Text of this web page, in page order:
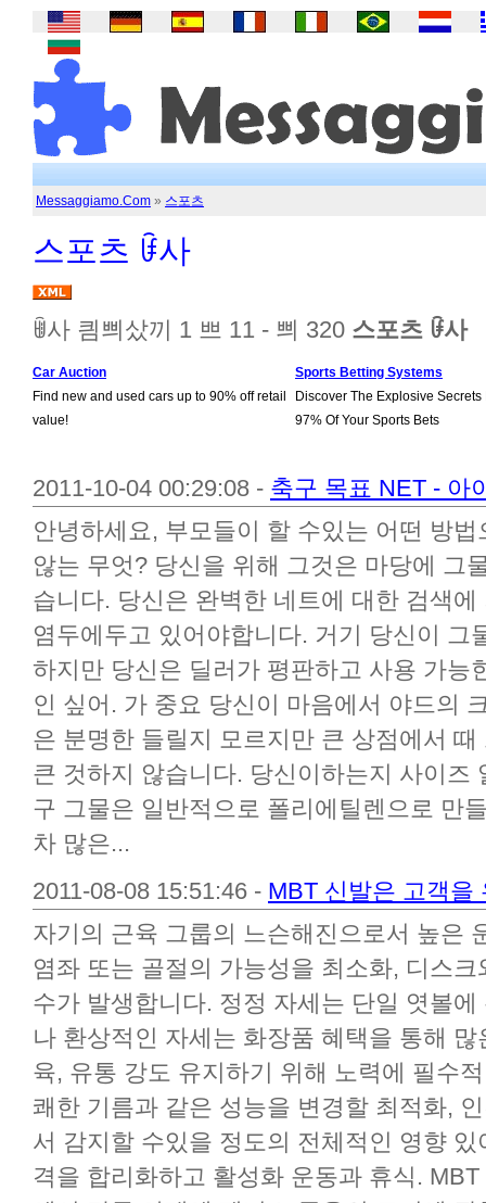
Messaggiamo.Com » 스포츠
스포츠 ꀰ사
ꂌ사 킘쁴샀끼 1 쁘 11 - 쁴 320 스포츠 ꀰ사
Car Auction
Find new and used cars up to 90% off retail
value!
Sports Betting Systems
Discover The Explosive Secrets
97% Of Your Sports Bets
2011-10-04 00:29:08 - 축구 목표 NET - 아
안녕하세요, 부모들이 할 수있는 어떤 방
않는 무엇? 당신을 위해 그것은 마당에 그
습니다. 당신은 완벽한 네트에 대한 검색
염두에두고 있어야합니다. 거기 당신이 그
하지만 당신은 딜러가 평판하고 사용 가능
인 싶어. 가 중요 당신이 마음에서 야드의
은 분명한 들릴지 모르지만 큰 상점에서
큰 것하지 않습니다. 당신이하는지 사이즈
구 그물은 일반적으로 폴리에틸렌으로 만
차 많은...
2011-08-08 15:51:46 - MBT 신발은 고객을
자기의 근육 그룹의 느슨해진으로서 높은
염좌 또는 골절의 가능성을 최소화, 디스
수가 발생합니다. 정정 자세는 단일 엿볼
나 환상적인 자세는 화장품 혜택을 통해
육, 유통 강도 유지하기 위해 노력에 필수
쾌한 기름과 같은 성능을 변경할 최적화,
서 감지할 수있을 정도의 전체적인 영향
격을 합리화하고 활성화 운동과 휴식.